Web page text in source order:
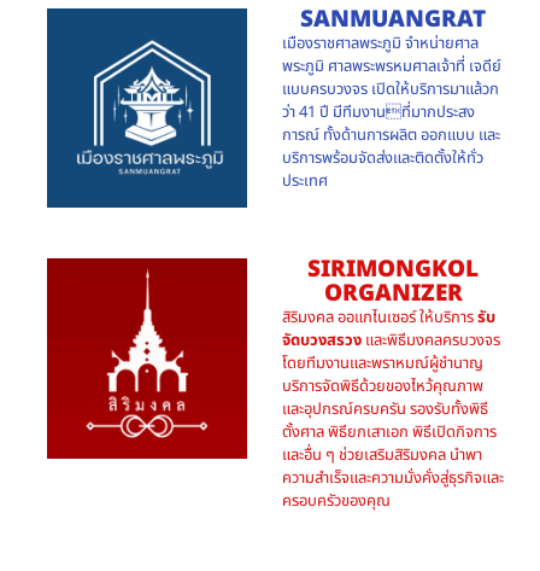
SANMUANGRAT
เมืองราชศาลพระภูมิ จำหน่ายศาล
พระภูมิ ศาลพระพรหมศาลเจ้าที่ เจดีย์
แบบครบวงจร เปิดให้บริการมาแล้วก
ว่า 41 ปี มีทีมงานที่มากประสง
การณ์ ทั้งด้านการผลิต ออกแบบ และ
บริการพร้อมจัดส่งและติดตั้งให้ทั่ว
ประเทศ
SIRIMONGKOL
ORGANIZER
สิริมงคล ออแกไนเซอร์ ให้บริการรับ
จัดบวงสรวง และพิธีมงคลครบวงจร
โดยทีมงานและพราหมณ์ผู้ชำนาญ
บริการจัดพิธีด้วยของไหว้คุณภาพ
และอุปกรณ์ครบครัน รองรับทั้งพิธี
ตั้งศาล พิธียกเสาเอก พิธีเปิดกิจการ
และอื่น ๆ ช่วยเสริมสิริมงคล นำพา
ความสำเร็จและความมั่งคั่งสู่ธุรกิจและ
ครอบครัวของคุณ